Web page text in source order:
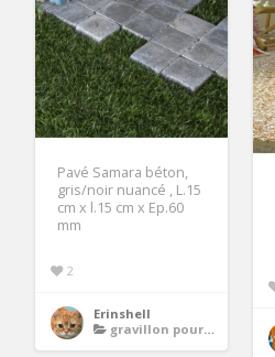
Pavé Samara béton,
gris/noir nuancé , L.15
cm x l.15 cm x Ep.60
mm
2
Erinshell
gravillon pour allee